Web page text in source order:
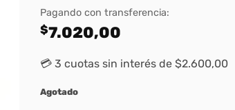
Pagando con transferencia:
$7.020,00
💳 3 cuotas sin interés de $2.600,00
Agotado